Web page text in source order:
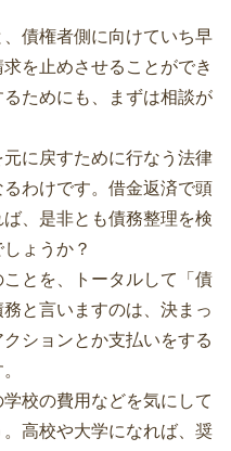
債権者側に向けていち早
を止めさせることができ
ためにも、まずは相談が
に戻すために行なう法律
わけです。借金返済で頭
、是非とも債務整理を検
ょうか？
とを、トータルして「債
と言いますのは、決まっ
ションとか支払いをする
校の費用などを気にして
高校や大学になれば、奨